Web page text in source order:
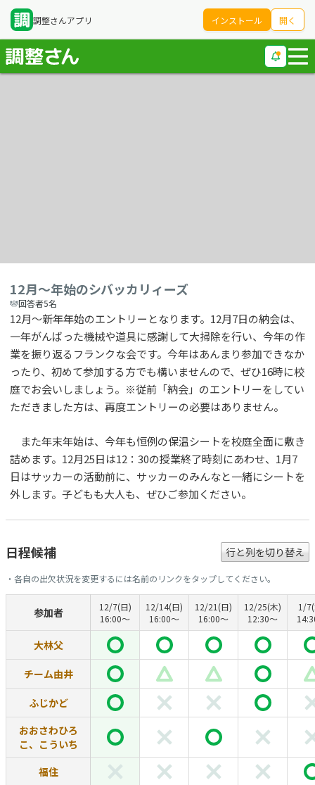
調整さんアプリ インストール 開く
12月〜年始のシバッカリィーズ
回答者5名
12月〜新年年始のエントリーとなります。12月7日の納会は、
一年がんばった機械や道具に感謝して大掃除を行い、今年の作
業を振り返るフランクな会です。今年はあんまり参加できなか
ったり、初めて参加する方でも構いませんので、ぜひ16時に校
庭でお会いしましょう。※従前「納会」のエントリーをしてい
ただきました方は、再度エントリーの必要はありません。
​ また年末年始は、今年も恒例の保温シートを校庭全面に敷き
詰めます。12月25日は12：30の授業終了時刻にあわせ、1月7
日はサッカーの活動前に、サッカーのみんなと一緒にシートを
外します。子どもも大人も、ぜひご参加ください。
日程候補 行と列を切り替え
・各自の出欠状況を変更するには名前のリンクをタップしてください。
参加者
12/7(日)
16:00〜
12/14(日)
16:00〜
12/21(日)
16:00〜
12/25(木)
12:30〜
1/
大林父
チーム由井
ふじかど
おおさわひろ
こ、こういち
福住